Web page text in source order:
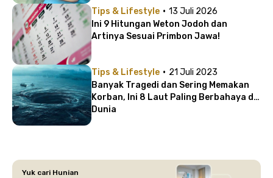
Tips & Lifestyle · 13 Juli 2026
Ini 9 Hitungan Weton Jodoh dan
Artinya Sesuai Primbon Jawa!
Tips & Lifestyle · 21 Juli 2023
Banyak Tragedi dan Sering Memakan
Korban, Ini 8 Laut Paling Berbahaya di
Dunia
Yuk cari Hunian